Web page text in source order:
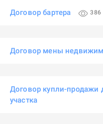
Договор бартера 386
Договор мены
Договор купли-продажи
участка